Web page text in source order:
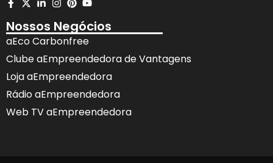
Nossos Negócios
aEco Carbonfree
Clube aEmpreendedora de Vantagens
Loja aEmpreendedora
Rádio aEmpreendedora
Web TV aEmpreendedora